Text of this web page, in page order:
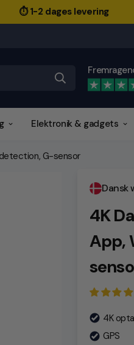
⏱️ 1-2 dages levering
Elektronik & gadgets
detection, G-sensor
Dansk
4K
App,
4K
GPS